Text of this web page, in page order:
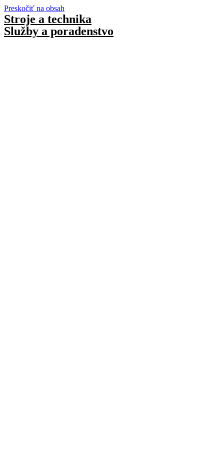
Preskočiť na obsah
Stroje a technika
Služby a poradenstvo